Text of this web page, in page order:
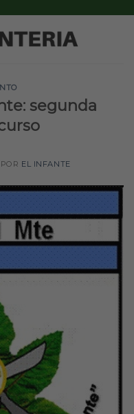
segunda
POR EL INFANTE